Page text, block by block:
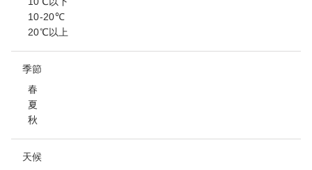
10-20℃
20℃以上
季節
春
夏
秋
天候